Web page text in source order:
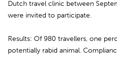
Dutch travel clinic between
were invited to participate.
Results: Of 980 travellers, one
potentially rabid animal.